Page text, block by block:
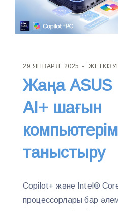
29 ЯНВАРЯ, 2025
Жаңа ASUS
AI+ шағын
таныстыру
Copilot+ және Intel®
процессорлары бар